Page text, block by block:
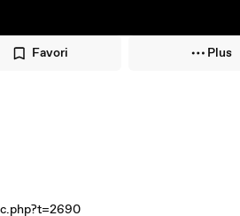
Favori Plus